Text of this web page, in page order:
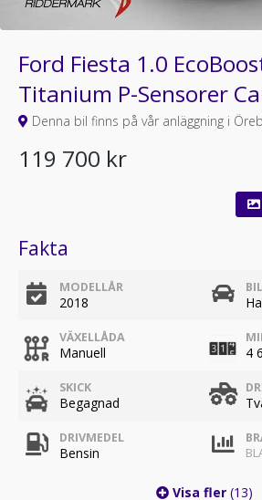
Ford Fiesta 1.0
Titanium P-Sensorer
Denna bil finns på vår anläggning i
119 700 kr
Fakta
MODELLÅR
2018
VÄXELLÅDA
Manuell 4
SKICK
Begagnad
DRIVMEDEL
Bensin
Visa fler (13)